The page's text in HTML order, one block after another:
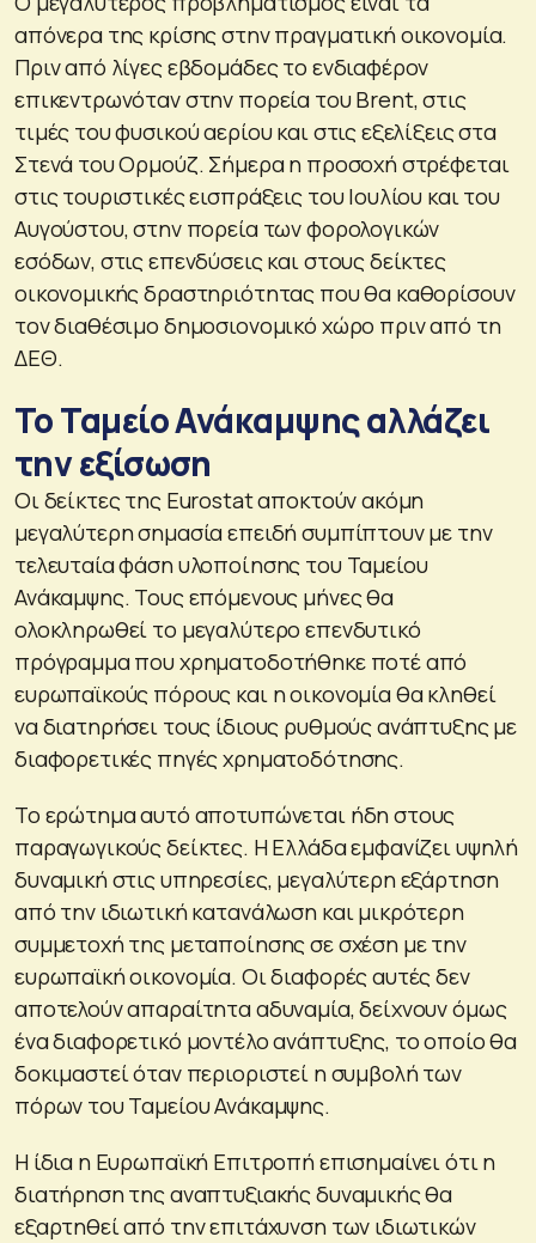
απόνερα της κρίσης στην πραγματική οικονομία.
Πριν από λίγες εβδομάδες το ενδιαφέρον
επικεντρωνόταν στην πορεία του Brent, στις
τιμές του φυσικού αερίου και στις εξελίξεις στα
Στενά του Ορμούζ. Σήμερα η προσοχή στρέφεται
στις τουριστικές εισπράξεις του Ιουλίου και του
Αυγούστου, στην πορεία των φορολογικών
εσόδων, στις επενδύσεις και στους δείκτες
οικονομικής δραστηριότητας που θα καθορίσουν
τον διαθέσιμο δημοσιονομικό χώρο πριν από τη
ΔΕΘ.
Το Ταμείο Ανάκαμψης αλλάζει
την εξίσωση
Οι δείκτες της Eurostat αποκτούν ακόμη
μεγαλύτερη σημασία επειδή συμπίπτουν με την
τελευταία φάση υλοποίησης του Ταμείου
Ανάκαμψης. Τους επόμενους μήνες θα
ολοκληρωθεί το μεγαλύτερο επενδυτικό
πρόγραμμα που χρηματοδοτήθηκε ποτέ από
ευρωπαϊκούς πόρους και η οικονομία θα κληθεί
να διατηρήσει τους ίδιους ρυθμούς ανάπτυξης με
διαφορετικές πηγές χρηματοδότησης.
Το ερώτημα αυτό αποτυπώνεται ήδη στους
παραγωγικούς δείκτες. Η Ελλάδα εμφανίζει υψηλή
δυναμική στις υπηρεσίες, μεγαλύτερη εξάρτηση
από την ιδιωτική κατανάλωση και μικρότερη
συμμετοχή της μεταποίησης σε σχέση με την
ευρωπαϊκή οικονομία. Οι διαφορές αυτές δεν
αποτελούν απαραίτητα αδυναμία, δείχνουν όμως
ένα διαφορετικό μοντέλο ανάπτυξης, το οποίο θα
δοκιμαστεί όταν περιοριστεί η συμβολή των
πόρων του Ταμείου Ανάκαμψης.
Η ίδια η Ευρωπαϊκή Επιτροπή επισημαίνει ότι η
διατήρηση της αναπτυξιακής δυναμικής θα
εξαρτηθεί από την επιτάχυνση των ιδιωτικών